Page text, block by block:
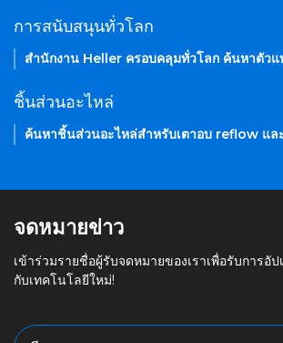
การสนับสนุนทั่วโลก
สำนักงาน Heller ครอบคลุมทั่วโลก ค้นหาตัว
ชิ้นส่วนอะไหล่
ค้นหาชิ้นส่วนอะไหล่สำหรับเตาอบ reflow แล
จดหมายข่าว
เข้าร่วมรายชื่อผู้รับจดหมายของเราเพื่อรับการอั
กับเทคโนโลยีใหม่!